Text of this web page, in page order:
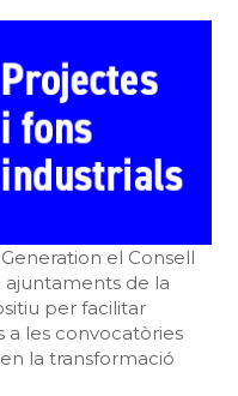
el Consell
de la
per facilitar
a les convocatòries
la transformació